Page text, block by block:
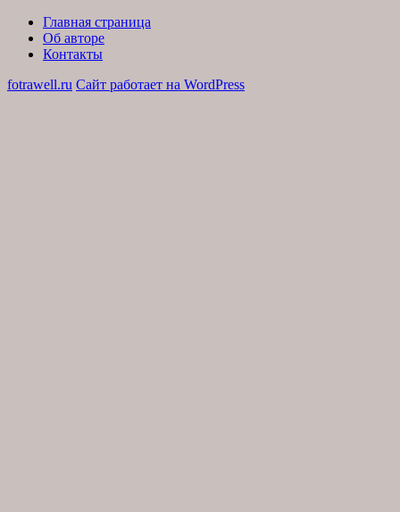
Главная страница
Об авторе
Контакты
fotrawell.ru Сайт работает на WordPress